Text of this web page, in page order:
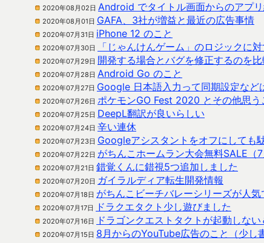
2020年08月02日 Android でタイトル画面からのアプ
2020年08月01日 GAFA、3社が増益と最近の広告事情
2020年07月31日 iPhone 12 のこと
2020年07月30日 「じゃんけんゲーム」のロジックに
2020年07月29日 開発する場合とバグを修正するのを比
2020年07月28日 Android Go のこと
2020年07月27日 Google 日本語入力って同期設定など
2020年07月26日 ポケモンGO Fest 2020 とその他思う
2020年07月25日 DeepL翻訳が良いらしい
2020年07月24日 辛い連休
2020年07月23日 Googleアシスタントをオフにしても
2020年07月22日 がちんこホームラン大会無料SALE（
2020年07月21日 錯覚くんに錯視5つ追加しました
2020年07月20日 ガイラルディア転生開発情報
2020年07月18日 がちんこビーチバレーシリーズが人
2020年07月17日 ドラクエタクト少し遊びました
2020年07月16日 ドラゴンクエストタクトが起動しな
2020年07月15日 8月からのYouTube広告のこと（少し